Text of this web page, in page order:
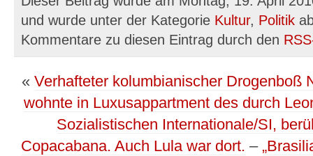
und wurde unter der Kategorie Kultur, Politik
Kommentare zu diesen Eintrag durch den
«Verhafteter kolumbianischer Drogenboß
wohnte in Luxusappartment des durch
Sozialistischen Internationale/SI,
Copacabana. Auch Lula war dort. –